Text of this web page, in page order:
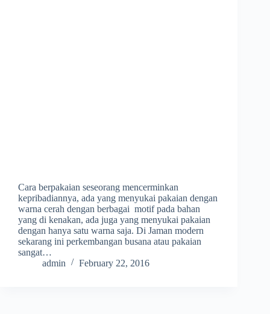
Cara berpakaian seseorang mencerminkan
kepribadiannya, ada yang menyukai pakaian dengan
warna cerah dengan berbagai motif pada bahan
yang di kenakan, ada juga yang menyukai pakaian
dengan hanya satu warna saja. Di Jaman modern
sekarang ini perkembangan busana atau pakaian
sangat…
admin
February 22, 2016